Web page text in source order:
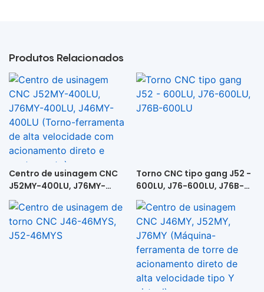
Produtos Relacionados
Centro de usinagem CNC
J52MY-400LU, J76MY-
400LU, J46MY-400LU
(Torno-ferramenta de alta
velocidade com
acionamento direto e
Torno CNC tipo gang J52 -
600LU, J76-600LU, J76B-
600LU